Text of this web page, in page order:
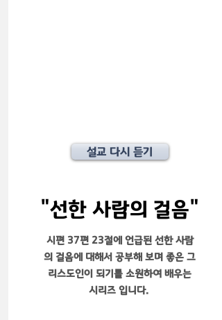
설교 다시 듣기
​"선한 사람의 걸음"
​시편 37편 23절에 언급된 선한 사람
의 걸음에 대해서 공부해 보며 좋은 그
리스도인이 되기를 소원하여 배우는
시리즈 입니다.